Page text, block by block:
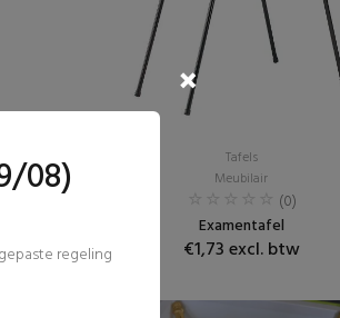
Tafels
Meubilair
(0)
Examentafel
€1,73 excl. btw
08)
regeling